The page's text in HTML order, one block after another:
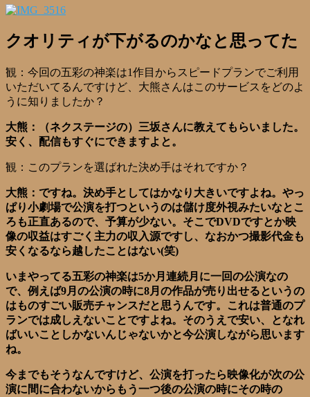
クオリティが下がるのかなと思ってた
観：今回の五彩の神楽は1作目からスピードプランでご利用
いただいてるんですけど、大熊さんはこのサービスをどのよ
うに知りましたか？
大熊：（ネクステージの）三坂さんに教えてもらいました。
安く、配信もすぐにできますよと。
観：このプランを選ばれた決め手はそれですか？
大熊：ですね。決め手としてはかなり大きいですよね。やっ
ぱり小劇場で公演を打つというのは儲け度外視みたいなとこ
ろも正直あるので、予算が少ない。そこでDVDですとか映
像の収益はすごく主力の収入源ですし、なおかつ撮影代金も
安くなるなら越したことはない(笑)
いまやってる五彩の神楽は5か月連続月に一回の公演なの
で、例えば9月の公演の時に8月の作品が売り出せるというの
はものすごい販売チャンスだと思うんです。これは普通のプ
ランでは成しえないことですよね。そのうえで安い、となれ
ばいいことしかないんじゃないかと今公演しながら思います
ね。
今までもそうなんですけど、公演を打ったら映像化が次の公
演に間に合わないからもう一つ後の公演の時にその時の